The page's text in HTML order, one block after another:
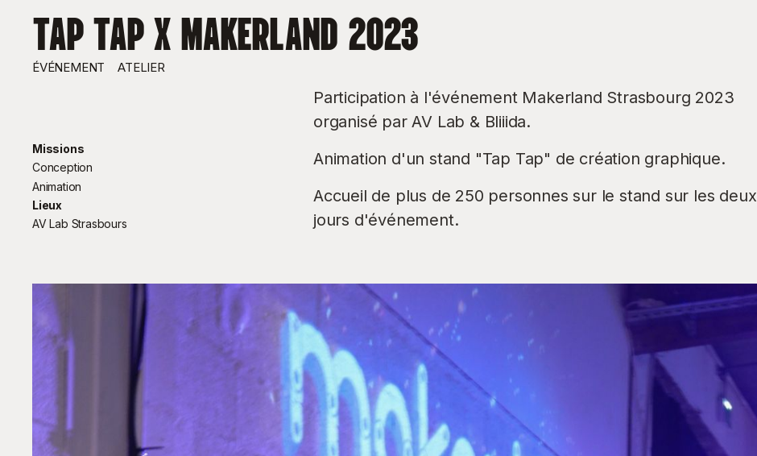
TAP TAP X MAKERLAND 2023
ÉVÉNEMENT ATELIER
Missions
Conception
Animation
Lieux
AV Lab Strasbours
Participation à l'événement Makerland Strasbourg 2023
organisé par AV Lab & Bliiida.
Animation d'un stand "Tap Tap" de création graphique.
Accueil de plus de 250 personnes sur le stand sur les deux
jours d'événement.